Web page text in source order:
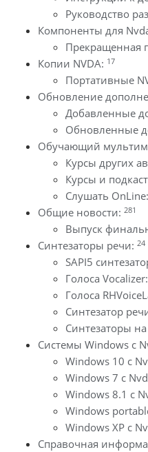
Руководство
Компоненты для
Прекращенная
Копии NVDA: 17
Портативные
Обновление
Добавленные
Обновленные
Обучающий
Курсы других
Курсы и
Слушать OnLine:
Общие новости: 281
Выпуск
Синтезаторы речи: 24
SAPI5
Голоса Vocalizer:
Голоса
Синтезатор
Синтезаторы на
Системы Windows с
Windows 10 с
Windows 7 с
Windows 8.1 с
Windows
Windows XP с
Справочная